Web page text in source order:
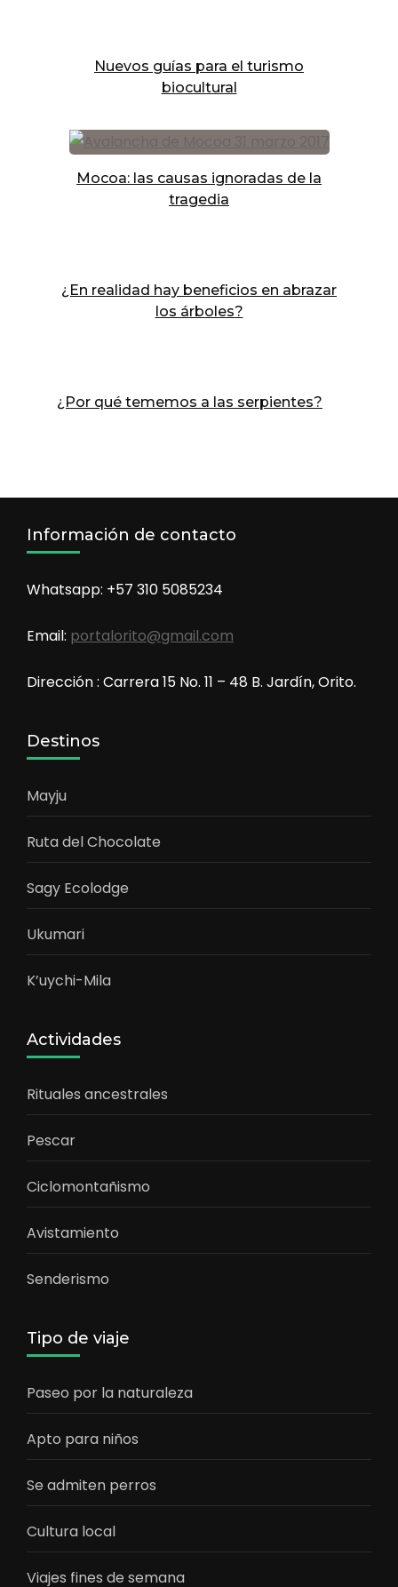
Nuevos guías para el turismo
biocultural
Mocoa: las causas ignoradas de la
tragedia
¿En realidad hay beneficios en abrazar
los árboles?
¿Por qué tememos a las serpientes?
Información de contacto
Whatsapp: +57 310 5085234
Email: portalorito@gmail.com
Dirección : Carrera 15 No. 11 – 48 B. Jardín, Orito.
Destinos
Mayju
Ruta del Chocolate
Sagy Ecolodge
Ukumari
K’uychi-Mila
Actividades
Rituales ancestrales
Pescar
Ciclomontañismo
Avistamiento
Senderismo
Tipo de viaje
Paseo por la naturaleza
Apto para niños
Se admiten perros
Cultura local
Viajes fines de semana